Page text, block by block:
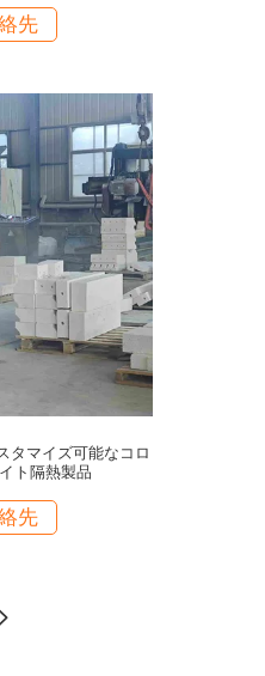
先
タマイズ可能なコロ
ト隔熱製品
先